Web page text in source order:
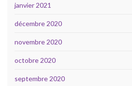
janvier 2021
décembre 2020
novembre 2020
octobre 2020
septembre 2020